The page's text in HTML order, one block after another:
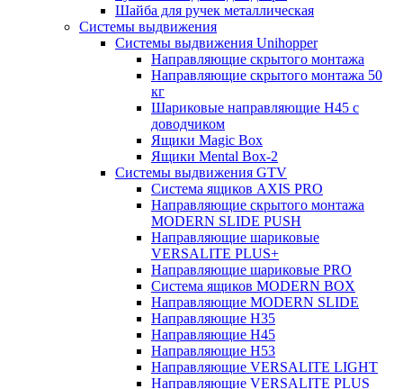
Шайба для ручек металлическая
Системы выдвижения
Системы выдвижения Unihopper
Направляющие скрытого монтажа
Направляющие скрытого монтажа 50
кг
Шариковые направляющие H45 с
доводчиком
Ящики Magic Box
Ящики Mental Box-2
Системы выдвижения GTV
Система ящиков AXIS PRO
Направляющие скрытого монтажа
MODERN SLIDE PUSH
Направляющие шариковые
VERSALITE PLUS+
Направляющие шариковые PRO
Система ящиков MODERN BOX
Направляющие MODERN SLIDE
Направляющие H35
Направляющие H45
Направляющие H53
Направляющие VERSALITE LIGHT
Направляющие VERSALITE PLUS